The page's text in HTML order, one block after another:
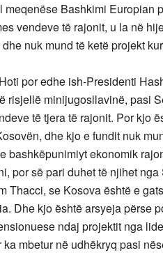
Bashkimi Europian
vendeve të rajonit, u la në
nuk mund të ketë projekt
por edhe ish-Presidenti
risjellë minijugosllavinë, pasi
të tjera të rajonit. Por kjo
dhe kjo e fundit nuk
bashkëpunimiyt ekonomik
por së pari duhet të njihet
Thacci, se Kosova është e
Dhe kjo është arsyeja përse
ndaj projektit nga
mbetur në udhëkryq pasi